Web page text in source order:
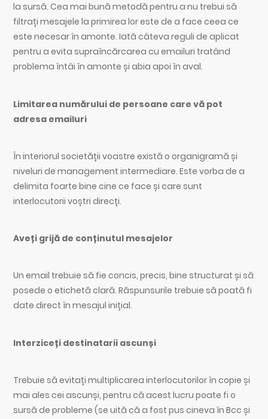
la sursă. Cea mai bună metodă pentru a nu trebui să
filtrați mesajele la primirea lor este de a face ceea ce
este necesar în amonte. Iată câteva reguli de aplicat
pentru a evita supraîncărcarea cu emailuri tratând
problema întâi în amonte și abia apoi în aval.
Limitarea numărului de persoane care vă pot
adresa emailuri
În interiorul societății voastre există o organigramă și
niveluri de management intermediare. Este vorba de a
delimita foarte bine cine ce face și care sunt
interlocutorii voștri direcți.
Aveți grijă de conținutul mesajelor
Un email trebuie să fie concis, precis, bine structurat și să
posede o etichetă clară. Răspunsurile trebuie să poată fi
date direct în mesajul inițial.
Interziceți destinatarii ascunși
Trebuie să evitați multiplicarea interlocutorilor în copie și
mai ales cei ascunși, pentru că acest lucru poate fi o
sursă de probleme (se uită că a fost pus cineva în Bcc și